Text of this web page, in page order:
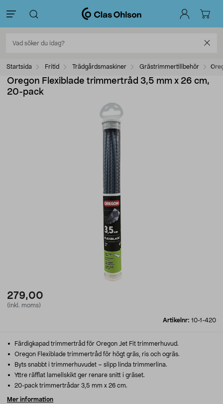
Startsida Fritid Trädgårdsmaskiner Grästrimmertillbehör
Oregon Flexiblade trimmertråd 3,5 mm x 26 cm,
20-pack
279,00
(inkl. moms)
Artikelnr: 10-1-420
Färdigkapad trimmertråd för Oregon Jet Fit trimmerhuvud.
Oregon Flexiblade trimmertråd för högt gräs, ris och ogräs.
Byts snabbt i trimmerhuvudet – slipp linda trimmerlina.
Yttre räfflat lamellskikt ger renare snitt i gräset.
20-pack trimmertrådar 3,5 mm x 26 cm.
Mer information